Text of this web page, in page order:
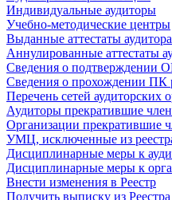
Индивидуальные аудиторы
Учебно-методические центры
Выданные аттестаты аудитора
Аннулированные аттестаты
Сведения о подтверждении
Сведения о прохождении ПК
Перечень сетей аудиторских
Аудиторы прекратившие
Организации прекратившие
УМЦ, исключенные из
Дисциплинарные меры к
Дисциплинарные меры к
Внести изменения в Реестр
Получить выписку из Реестра